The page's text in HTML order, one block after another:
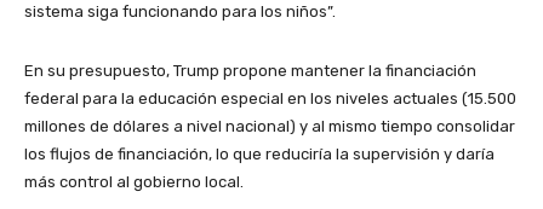
sistema siga funcionando para los niños”.
En su presupuesto, Trump propone mantener la financiación
federal para la educación especial en los niveles actuales (15.500
millones de dólares a nivel nacional) y al mismo tiempo consolidar
los flujos de financiación, lo que reduciría la supervisión y daría
más control al gobierno local.